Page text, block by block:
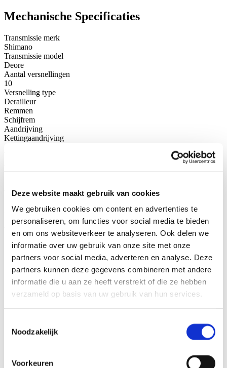
Deze website maakt gebruik van cookies
We gebruiken cookies om content en advertenties te
personaliseren, om functies voor social media te bieden
en om ons websiteverkeer te analyseren. Ook delen we
informatie over uw gebruik van onze site met onze
partners voor social media, adverteren en analyse. Deze
partners kunnen deze gegevens combineren met andere
informatie die u aan ze heeft verstrekt of die ze hebben
verzameld op basis van uw gebruik van hun services.
Noodzakelijk
Voorkeuren
Mechanische Specificaties
Transmissie merk
Shimano
Transmissie model
Deore
Aantal versnellingen
10
Versnelling type
Derailleur
Remmen
Schijfrem
Aandrijving
Kettingaandrijving
Wij doen ons uiterste best om alle productgegevens, prijzen en
afbeeldingen zo actueel en nauwkeurig mogelijk weer te geven.
Desondanks kan het voorkomen dat informatie onvolledig of onjuist
worden ontleend. Wij behouden ons het recht voor om eventuele
moment aan te passen.
Recente fietsen
Giant EXPLORE E +1 2023